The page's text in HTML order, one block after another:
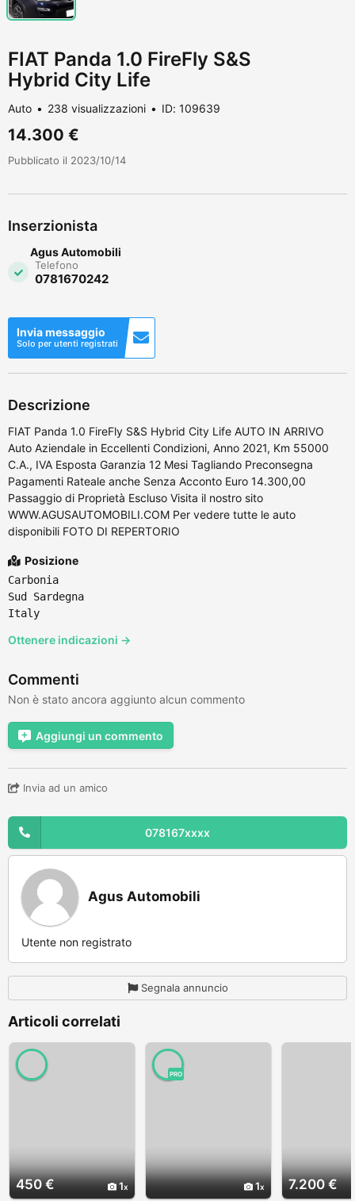
FIAT Panda 1.0 FireFly S&S
Hybrid City Life
Auto 238 visualizzazioni ID: 109639
14.300 €
Pubblicato il 2023/10/14
Inserzionista
Agus Automobili
Telefono
0781670242
Invia messaggio
Solo per utenti registrati
Descrizione
FIAT Panda 1.0 FireFly S&S Hybrid City Life AUTO IN ARRIVO
Auto Aziendale in Eccellenti Condizioni, Anno 2021, Km 55000
C.A., IVA Esposta Garanzia 12 Mesi Tagliando Preconsegna
Pagamenti Rateale anche Senza Acconto Euro 14.300,00
Passaggio di Proprietà Escluso Visita il nostro sito
WWW.AGUSAUTOMOBILI.COM Per vedere tutte le auto
disponibili FOTO DI REPERTORIO
Posizione
Carbonia
Sud Sardegna
Italy
Ottenere indicazioni →
Commenti
Non è stato ancora aggiunto alcun commento
Aggiungi un commento
Invia ad un amico
078167xxxx
Agus Automobili
Utente non registrato
Segnala annuncio
Articoli correlati
450 € 1 1
PRO
7.200 €